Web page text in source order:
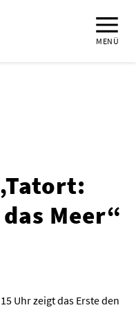
MENÜ
Meer“
Uhr zeigt das Erste den